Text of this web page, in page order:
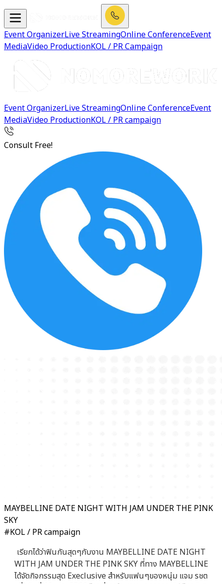
Event OrganizerLive StreamingOnline ConferenceEvent
MediaVideo ProductionKOL / PR Campaign
Event OrganizerLive StreamingOnline ConferenceEvent
MediaVideo ProductionKOL / PR campaign
Consult Free!
MAYBELLINE DATE NIGHT WITH JAM UNDER THE PINK
SKY
#KOL / PR campaign
เรียกได้ว่าฟินกันสุดๆกับงาน MAYBELLINE DATE NIGHT
WITH JAM UNDER THE PINK SKY ที่ทาง MAYBELLINE
ได้จัดกิจกรรมสุด Execlusive สำหรับแฟนๆของหนุ่ม แจม รชต